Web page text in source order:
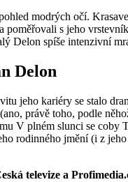
modrých očí.
poměřovali s jeho
Delon spíše intenzivní
Delon
jeho kariéry se stalo
právě toho, podle
V plném slunci se coby
rodinného jmění (i z
televize a